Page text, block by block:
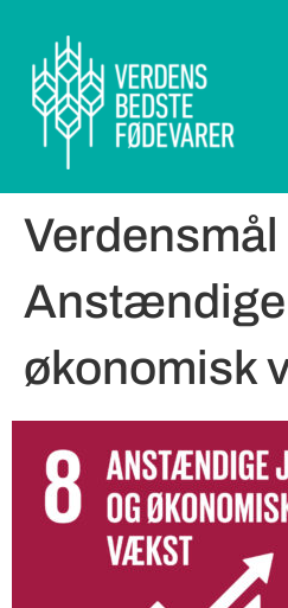
Verdensmål
Anstændige
økonomisk